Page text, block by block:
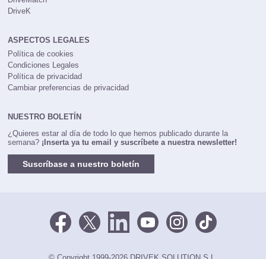
DriveK
ASPECTOS LEGALES
Política de cookies
Condiciones Legales
Política de privacidad
Cambiar preferencias de privacidad
NUESTRO BOLETÍN
¿Quieres estar al día de todo lo que hemos publicado durante la
semana? ¡Inserta ya tu email y suscríbete a nuestra newsletter!
Suscríbase a nuestro boletín